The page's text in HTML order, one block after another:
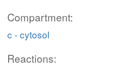
Compartment:
c - cytosol
Reactions: